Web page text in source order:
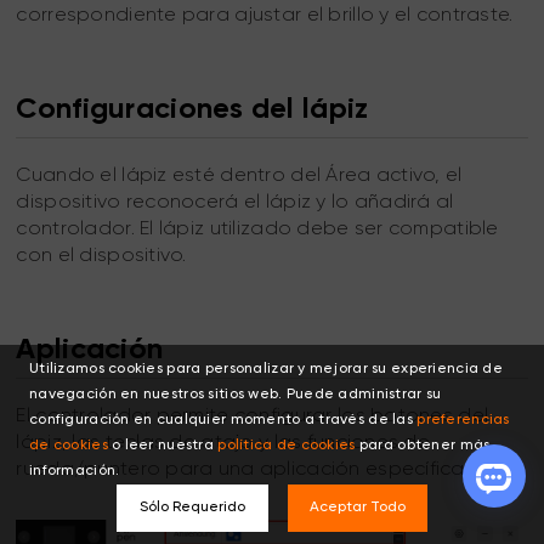
correspondiente para ajustar el brillo y el contraste.
Configuraciones del lápiz
Cuando el lápiz esté dentro del Área activo, el
dispositivo reconocerá el lápiz y lo añadirá al
controlador. El lápiz utilizado debe ser compatible
con el dispositivo.
Aplicación
El controlador permite configurar los botones del
lápiz, las teclas de atajo y las funciones de
rueda/puntero para una aplicación específica.
Utilizamos cookies para personalizar y mejorar su experiencia de
navegación en nuestros sitios web. Puede administrar su
configuración en cualquier momento a través de laspreferencias
de cookieso leer nuestrapolítica de cookies para obtener más
información.
Sólo Requerido Aceptar Todo